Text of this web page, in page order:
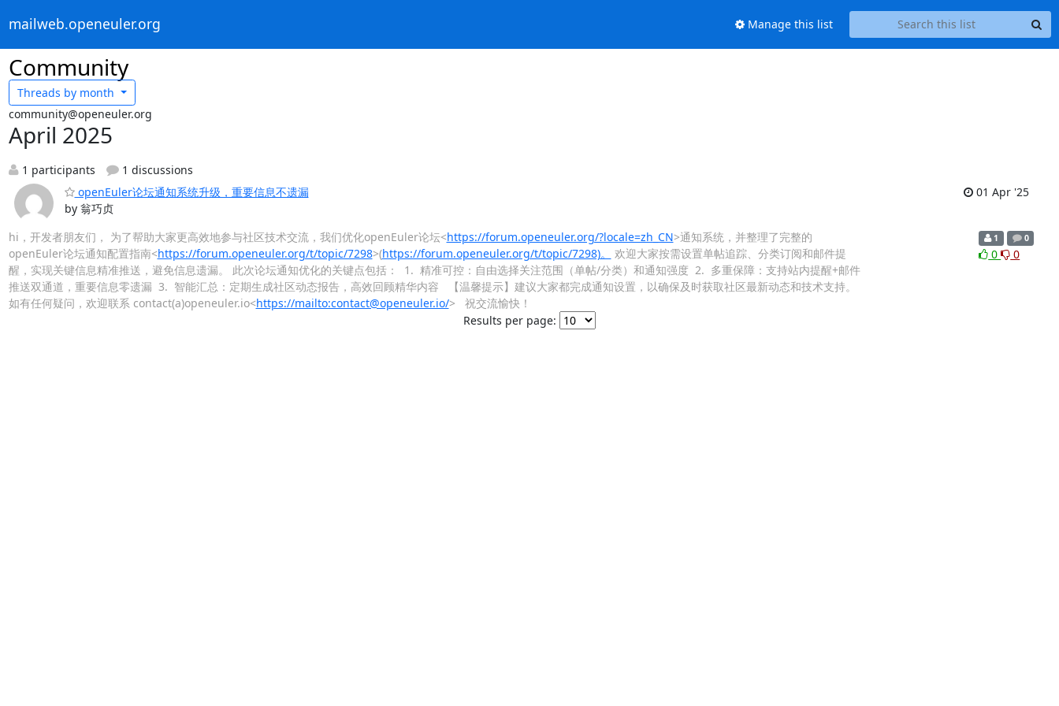
mailweb.openeuler.org Manage this list
Community
Threads by month
community@openeuler.org
April 2025
1 participants
1 discussions
openEuler论坛通知系统升级，重要信息不遗漏
by 翁巧贞
01 Apr '25
hi，开发者朋友们， 为了帮助大家更高效地参与社区技术交流，我们优化openEuler论坛<https://forum.openeuler.org/?locale=zh_CN>通知系统，并整理了完整的
openEuler论坛通知配置指南<https://forum.openeuler.org/t/topic/7298>(https://forum.openeuler.org/t/topic/7298)。
欢迎大家按需设置单帖追踪、分类订阅和邮件提
醒，实现关键信息精准推送，避免信息遗漏。 此次论坛通知优化的关键点包括： 1. 精准可控：自由选择关注范围（单帖/分类）和通知强度 2. 多重保障：支持站内提醒+邮件
推送双通道，重要信息零遗漏 3. 智能汇总：定期生成社区动态报告，高效回顾精华内容 【温馨提示】建议大家都完成通知设置，以确保及时获取社区最新动态和技术支持。
如有任何疑问，欢迎联系 contact(a)openeuler.io<https://mailto:contact@openeuler.io/> 祝交流愉快！
1 0
0 0
Results per page: